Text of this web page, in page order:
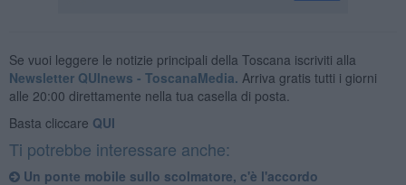
Se vuoi leggere le notizie principali della Toscana iscriviti alla
Newsletter QUInews - ToscanaMedia. Arriva gratis tutti i giorni
alle 20:00 direttamente nella tua casella di posta.
Basta cliccare QUI
Ti potrebbe interessare anche:
Un ponte mobile sullo scolmatore, c'è l'accordo